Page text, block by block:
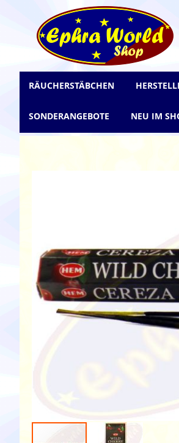
Inhalt
springen
RÄUCHERSTÄBCHEN
SONDERANGEBOTE NEU IM